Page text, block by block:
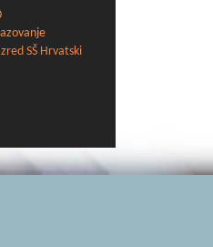
SŠ Hrvatski